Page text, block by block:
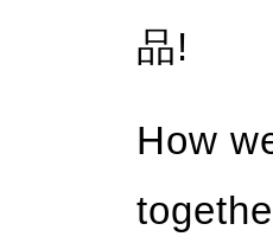
品!
How